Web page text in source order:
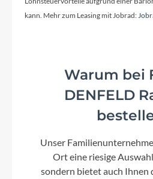
Farbe
Kette
Shimano CN-
kann. Mehr zum Leasing mit Jobrad:
Warum bei
DENFELD
Unser
Ort eine riesige
sondern bietet auch